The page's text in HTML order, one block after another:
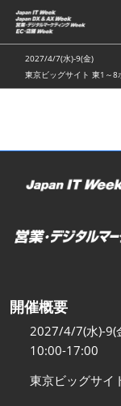
ス
キ
ッ
し
む
2027/4/7(水)-9(金)
東京ビッグサイト 東1～8
開催概要
2027/4/7(水)-9(
10:00-17:00
東京ビッグサイ